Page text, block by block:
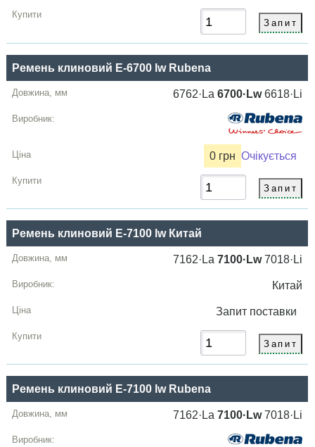
Ремень клиновий E-6700 lw Rubena
6762·La6700·Lw6618·Li
0 грн Очікується
Ремень клиновий E-7100 lw Китай
7162·La7100·Lw7018·Li
Китай
Запит поставки
Ремень клиновий E-7100 lw Rubena
7162·La7100·Lw7018·Li